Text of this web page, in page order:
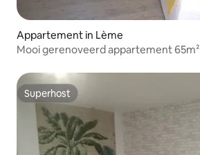
Appartement in Lème
Mooi gerenoveerd appartement 65m²
Superhost
Superhost